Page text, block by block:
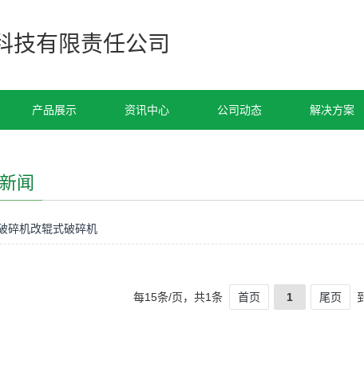
技有限责任公司
产品展示 资讯中心 公司动态 解决方案
闻
碎机改辊式破碎机
每15条/页，共1条 首页 1 尾页